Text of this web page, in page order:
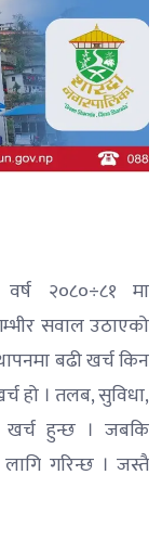
२०८०÷८१ मा
सवाल उठाएको
बढी खर्च किन
हो । तलब, सुविधा,
खर्च हुन्छ । जबकि
लागि गरिन्छ । जस्तै